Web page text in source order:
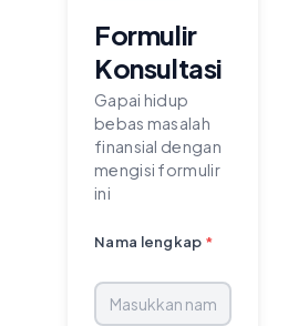
Formulir
Konsultasi
Gapai hidup
bebas masalah
finansial dengan
mengisi formulir
ini
Nama lengkap *